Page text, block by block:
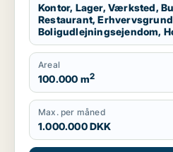
Kontor, Lager, Værksted,
Restaurant,
Boligudlejningsejendom,
Produktionslokaler, Garage
Areal
100.000 m2
Max. per måned
1.000.000 DKK